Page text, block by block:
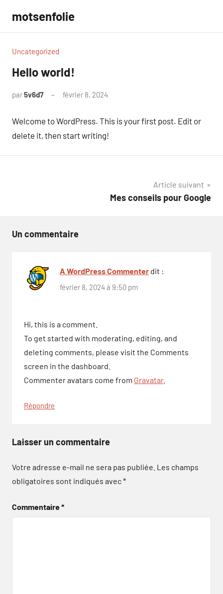
contenu
motsenfolie
Uncategorized
Hello world!
par5v6d7 février 8, 2024
Welcome to WordPress. This is your first post. Edit or
delete it, then start writing!
Article suivant
Mes conseils pour Google
Un commentaire
A WordPress Commenter dit :
février 8, 2024 à 9:50 pm
Hi, this is a comment.
To get started with moderating, editing, and
deleting comments, please visit the Comments
screen in the dashboard.
Commenter avatars come from Gravatar.
Répondre
Laisser un commentaire
Votre adresse e-mail ne sera pas publiée. Les champs
obligatoires sont indiqués avec*
Commentaire*